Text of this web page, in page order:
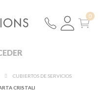
CUBIERTOS DE SERVICIOS
CRISTALI